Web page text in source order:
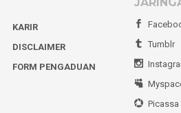
KARIR
DISCLAIMER
FORM PENGADUAN
Tumblr
Picassa